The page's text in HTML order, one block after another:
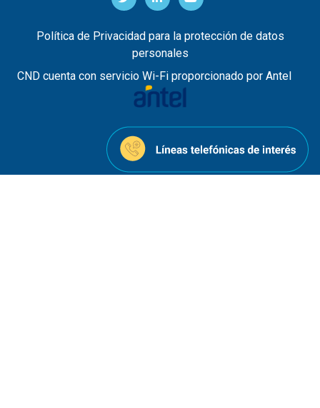
Política de Privacidad para la protección de datos
personales
CND cuenta con servicio Wi-Fi proporcionado por Antel